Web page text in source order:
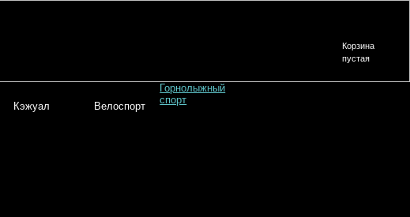
Кэжуал Велоспорт
Горнолыжный
спорт
Корзина
пустая